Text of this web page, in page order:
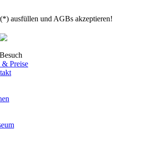
ausfüllen und AGBs akzeptieren!
Besuch
Preise